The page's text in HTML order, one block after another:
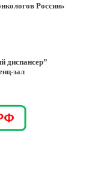
России»
диспансер”
зал